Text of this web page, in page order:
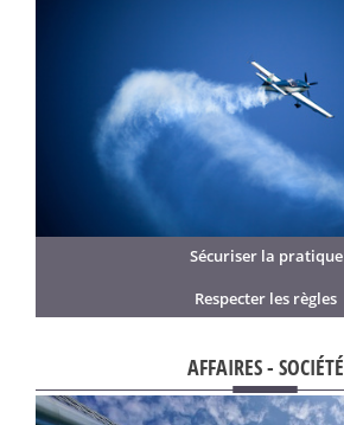
Sécuriser la pratique
Respecter les règles
AFFAIRES - SOCIÉTÉ